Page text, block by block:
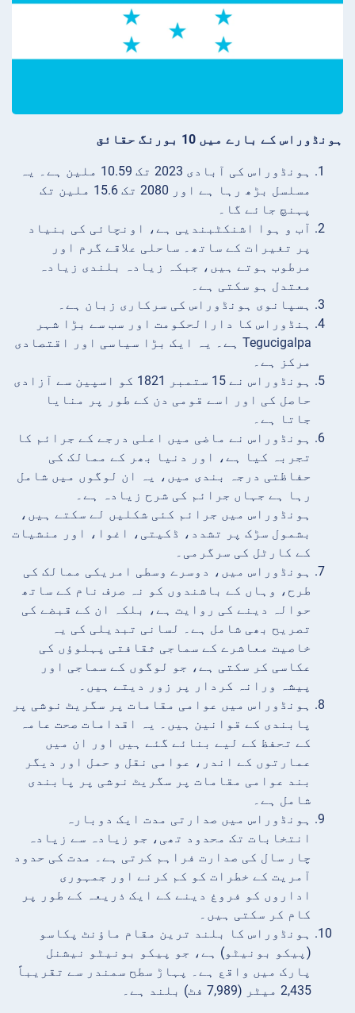
ہونڈوراس کے بارے میں 10 بورنگ حقائق
ہونڈوراس کی آبادی 2023 تک 10.59 ملین ہے۔ یہ
مسلسل بڑھ رہا ہے اور 2080 تک 15.6 ملین تک
پہنچ جائے گا۔
آب و ہوا اشنکٹبندیی ہے، اونچائی کی بنیاد
پر تغیرات کے ساتھ۔ ساحلی علاقے گرم اور
مرطوب ہوتے ہیں، جبکہ زیادہ بلندی زیادہ
معتدل ہو سکتی ہے۔
ہسپانوی ہونڈوراس کی سرکاری زبان ہے۔
ہنڈوراس کا دارالحکومت اور سب سے بڑا شہر
Tegucigalpa ہے۔ یہ ایک بڑا سیاسی اور اقتصادی
مرکز ہے۔
ہونڈوراس نے 15 ستمبر 1821 کو اسپین سے آزادی
حاصل کی اور اسے قومی دن کے طور پر منایا
جاتا ہے۔
ہونڈوراس نے ماضی میں اعلی درجے کے جرائم کا
تجربہ کیا ہے، اور دنیا بھر کے ممالک کی
حفاظتی درجہ بندی میں، یہ ان لوگوں میں شامل
رہا ہے جہاں جرائم کی شرح زیادہ ہے۔
ہونڈوراس میں جرائم کئی شکلیں لے سکتے ہیں،
بشمول سڑک پر تشدد، ڈکیتی، اغوا، اور منشیات
کے کارٹل کی سرگرمی۔
ہونڈوراس میں، دوسرے وسطی امریکی ممالک کی
طرح، وہاں کے باشندوں کو نہ صرف نام کے ساتھ
حوالہ دینے کی روایت ہے، بلکہ ان کے قبضے کی
تصریح بھی شامل ہے۔ لسانی تبدیلی کی یہ
خاصیت معاشرے کے سماجی ثقافتی پہلوؤں کی
عکاسی کر سکتی ہے، جو لوگوں کے سماجی اور
پیشہ ورانہ کردار پر زور دیتے ہیں۔
ہونڈوراس میں عوامی مقامات پر سگریٹ نوشی پر
پابندی کے قوانین ہیں۔ یہ اقدامات صحت عامہ
کے تحفظ کے لیے بنائے گئے ہیں اور ان میں
عمارتوں کے اندر، عوامی نقل و حمل اور دیگر
بند عوامی مقامات پر سگریٹ نوشی پر پابندی
شامل ہے۔
ہونڈوراس میں صدارتی مدت ایک دوبارہ
انتخابات تک محدود تھی، جو زیادہ سے زیادہ
چار سال کی صدارت فراہم کرتی ہے۔ مدت کی حدود
آمریت کے خطرات کو کم کرنے اور جمہوری
اداروں کو فروغ دینے کے ایک ذریعہ کے طور پر
کام کر سکتی ہیں۔
ہونڈوراس کا بلند ترین مقام ماؤنٹ پکاسو
(پیکو بونیٹو) ہے، جو پیکو بونیٹو نیشنل
پارک میں واقع ہے۔ پہاڑ سطح سمندر سے تقریباً
2,435 میٹر (7,989 فٹ) بلند ہے۔